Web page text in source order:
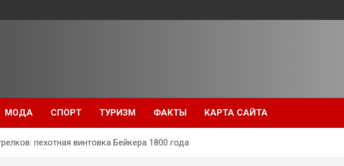
МОДА СПОРТ ТУРИЗМ ФАКТЫ КАРТА САЙТА
пехотная винтовка Бейкера 1800 года